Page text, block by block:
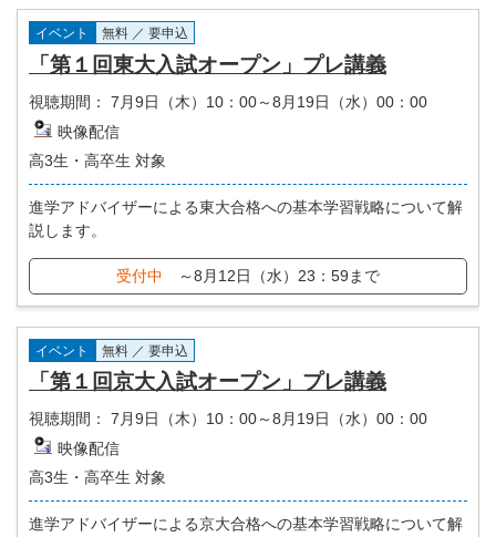
イベント 無料 ／ 要申込
「第１回東大入試オープン」プレ講義
視聴期間：
7月9日（木）10：00～8月19日（水）00：00
映像配信
高3生・高卒生 対象
進学アドバイザーによる東大合格への基本学習戦略について解
説します。
受付中 ～8月12日（水）23：59まで
イベント 無料 ／ 要申込
「第１回京大入試オープン」プレ講義
視聴期間：
7月9日（木）10：00～8月19日（水）00：00
映像配信
高3生・高卒生 対象
進学アドバイザーによる京大合格への基本学習戦略について解